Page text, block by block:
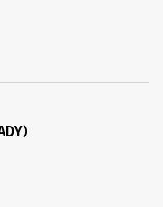
）